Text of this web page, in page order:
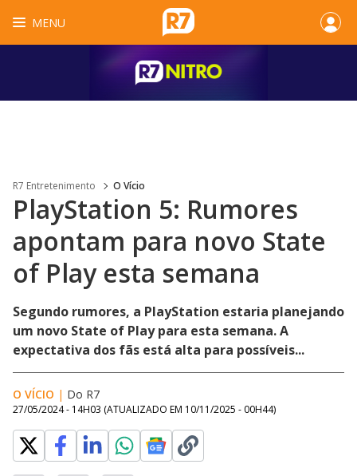
MENU
R7 Entretenimento O Vício
PlayStation 5: Rumores
apontam para novo State
of Play esta semana
Segundo rumores, a PlayStation estaria planejando
um novo State of Play para esta semana. A
expectativa dos fãs está alta para possíveis...
O VÍCIO | Do R7
27/05/2024 - 14H03 (ATUALIZADO EM 10/11/2025 - 00H44)